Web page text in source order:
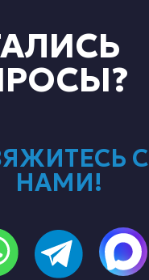
С
НАМИ!